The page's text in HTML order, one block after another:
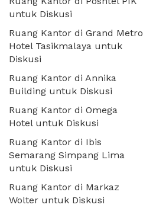
untuk Diskusi
Ruang Kantor di Grand Metro
Hotel Tasikmalaya untuk
Diskusi
Ruang Kantor di Annika
Building untuk Diskusi
Ruang Kantor di Omega
Hotel untuk Diskusi
Ruang Kantor di Ibis
Semarang Simpang Lima
untuk Diskusi
Ruang Kantor di Markaz
Wolter untuk Diskusi